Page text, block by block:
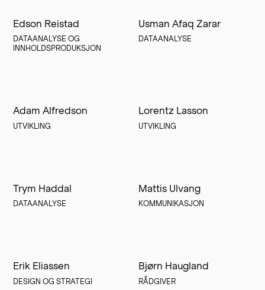
Edson Reistad
DATAANALYSE OG
INNHOLDSPRODUKSJON
Usman Afaq Zarar
DATAANALYSE
Adam Alfredson
UTVIKLING
Lorentz Lasson
UTVIKLING
Trym Haddal
DATAANALYSE
Mattis Ulvang
KOMMUNIKASJON
Erik Eliassen
DESIGN OG STRATEGI
Bjørn Haugland
RÅDGIVER